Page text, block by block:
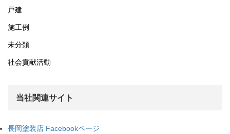
戸建
施工例
未分類
社会貢献活動
当社関連サイト
長岡塗装店 Facebookページ